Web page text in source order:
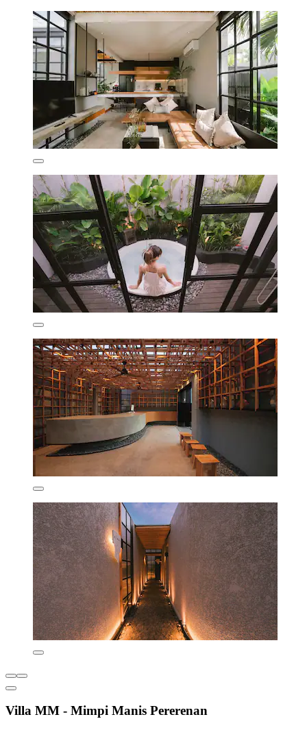
Villa MM - Mimpi Manis Pererenan